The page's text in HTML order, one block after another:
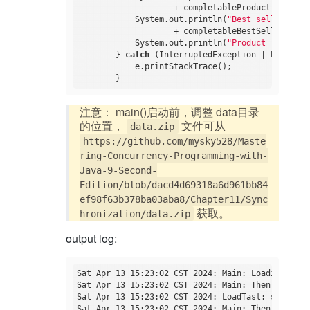
+
            System.out.println(
"Best selling
+
            System.out.println(
"Product result:
        }
catch (InterruptedException |
            e.printStackTrace();
注意： main()启动前，调整 data目录
的位置，
data.zip 文件可从
https://github.com/mysky528/Maste
ring-Concurrency-Programming-with-
Java-9-Second-
Edition/blob/dacd4d69318a6d961bb84
ef98f63b378ba03aba8/Chapter11/Sync
hronization/data.zip 获取。
output log:
Sat Apr 13 15:23:02 CST 2024: Main: Loading
Sat Apr 13 15:23:02 CST 2024: Main: Then apply
Sat Apr 13 15:23:02 CST 2024: LoadTast: